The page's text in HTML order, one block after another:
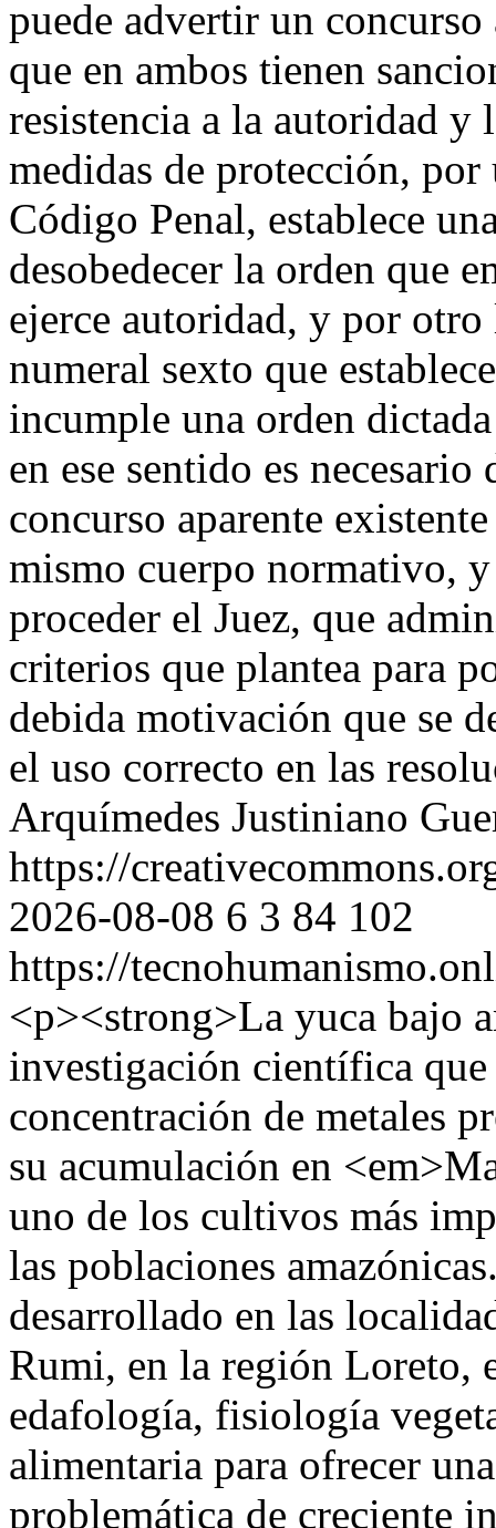
puede advertir un
que en ambos tienen
resistencia a la autoridad
medidas de protección,
Código Penal, establece
desobedecer la orden que
ejerce autoridad, y por
numeral sexto que
incumple una orden
en ese sentido es
concurso aparente
mismo cuerpo normativo,
proceder el Juez, que
criterios que plantea para
debida motivación que se
el uso correcto en las
Arquímedes Justiniano
https://
2026-08-08 6 3 84 102
https://
<p><strong>La yuca bajo
investigación científica
concentración de metales
su acumulación en
uno de los cultivos más
las poblaciones
desarrollado en las
Rumi, en la región Loreto,
edafología, fisiología
alimentaria para ofrecer
problemática de creciente